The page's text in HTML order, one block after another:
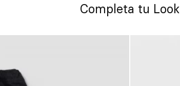
Completa tu Look